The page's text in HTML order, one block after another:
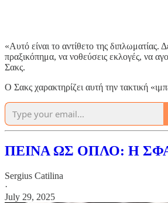
«Αυτό είναι το αντίθετο της διπλωματίας.
πραξικόπημα, να νοθεύσεις εκλογές, να
Σακς.
Ο Σακς χαρακτηρίζει αυτή την τακτική
ΠΕΙΝΑ ΩΣ ΟΠΛΟ: Η
Sergius Catilina
·
July 29, 2025